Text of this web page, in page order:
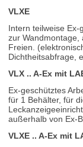
VLXE
Intern teilweise Ex-
zur Wandmontage,
Freien.
Dichtheitsabfrage,
VLX .. A-Ex mit
Ex-geschütztes
für 1 Behälter, für
außerhalb von Ex-
VLXE .. A-Ex mit